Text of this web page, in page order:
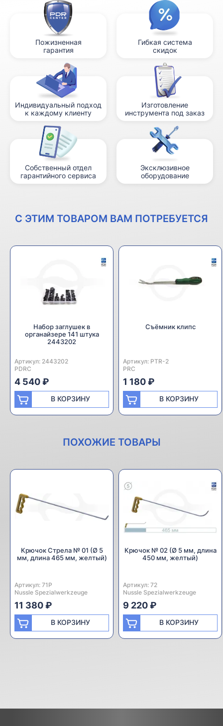
Пожизненная
гарантия
Гибкая система
скидок
Индивидуальный подход
к каждому клиенту
Изготовление
инструмента под заказ
Собственный отдел
гарантийного сервиса
Эксклюзивное
оборудование
С ЭТИМ ТОВАРОМ ВАМ ПОТРЕБУЕТСЯ
Набор заглушек в
органайзере 141 штука
2443202
Артикул: 2443202
Производитель:
PDRC
4 540 ₽
В КОРЗИНУ
Съёмник клипс
Артикул: PTR-2
Производитель:
PRC
1 180 ₽
В КОРЗИНУ
ПОХОЖИЕ ТОВАРЫ
Крючок Стрела № 01 (Ø 5
мм, длина 465 мм, желтый)
Артикул: 71P
Производитель:
Nussle Spezialwerkzeuge
11 380 ₽
В КОРЗИНУ
Крючок № 02 (Ø 5 мм, длина
450 мм, желтый)
Артикул: 72
Производитель:
Nussle Spezialwerkzeuge
9 220 ₽
В КОРЗИНУ